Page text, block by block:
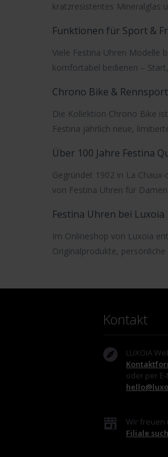
kratzresistentes Mineralglas
Funktionen für Sport &
Viele Festina Uhren Modelle
komfortabel bedienen –
Chrono Bike &
Die Kollektion Chrono Bike
Festina jährlich neue,
Über 100 Jahre Festina
Gegründet 1902 in La
von Festina Uhren für
Festina Uhren bei Luxoia
Im Onlineshop von Luxoia
Originalprodukte,
Kontakt
LUXOIA
oder per
Wir freuen
Filiale